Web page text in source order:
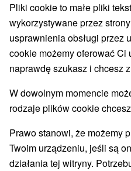
REZERWACJA I
Skontaktuj się
Przejdź do lokalizacji
O URZĄDZENIA
Pliki cookie to małe pliki
wykorzystywane przez
usprawnienia obsługi przez
cookie możemy oferować Ci
naprawdę szukasz i chcesz
W dowolnym momencie
rodzaje plików cookie
Prawo stanowi, że możemy
Twoim urządzeniu, jeśli są
działania tej witryny.